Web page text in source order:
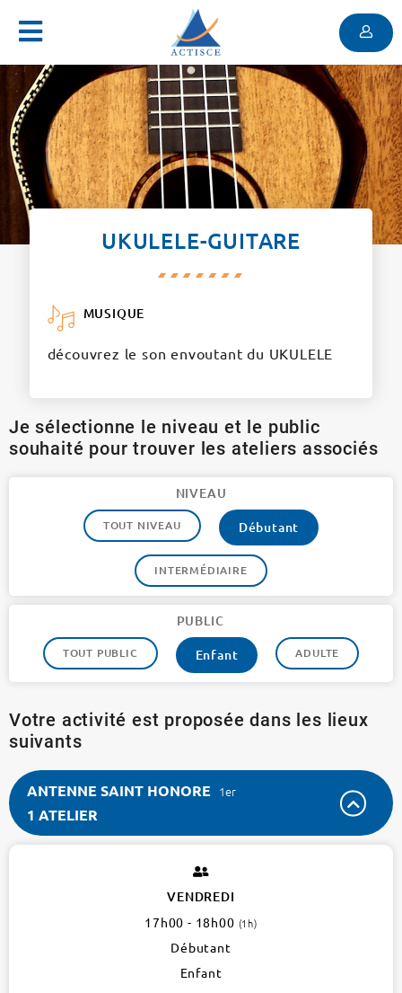
Menu
UKULELE-GUITARE
MUSIQUE
découvrez le son envoutant du UKULELE
Je sélectionne le niveau et le public
souhaité pour trouver les ateliers associés
NIVEAU
TOUT NIVEAU Débutant
INTERMÉDIAIRE
PUBLIC
TOUT PUBLIC Enfant ADULTE
Votre activité est proposée dans les lieux
suivants
ANTENNE SAINT HONORE 1er
1 ATELIER
VENDREDI
17h00 - 18h00 (1h)
Débutant
Enfant